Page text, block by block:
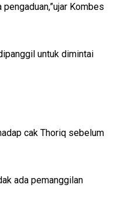
Kombes
untuk dimintai
cak Thoriq sebelum
ada pemanggilan